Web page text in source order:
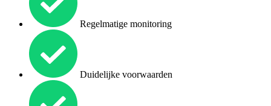
Regelmatige monitoring
Duidelijke voorwaarden